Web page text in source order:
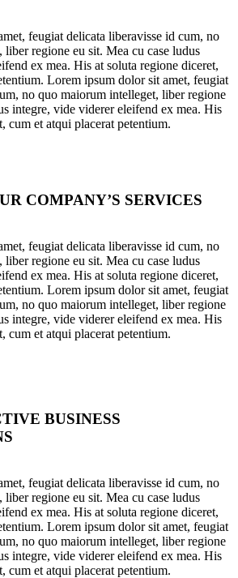
feugiat delicata liberavisse id cum, no
regione eu sit. Mea cu case ludus
ex mea. His at soluta regione diceret,
Lorem ipsum dolor sit amet, feugiat
no quo maiorum intelleget, liber regione
integre, vide viderer eleifend ex mea. His
cum et atqui placerat petentium.
COMPANY’S SERVICES
feugiat delicata liberavisse id cum, no
regione eu sit. Mea cu case ludus
ex mea. His at soluta regione diceret,
Lorem ipsum dolor sit amet, feugiat
no quo maiorum intelleget, liber regione
integre, vide viderer eleifend ex mea. His
cum et atqui placerat petentium.
BUSINESS
feugiat delicata liberavisse id cum, no
regione eu sit. Mea cu case ludus
ex mea. His at soluta regione diceret,
Lorem ipsum dolor sit amet, feugiat
no quo maiorum intelleget, liber regione
integre, vide viderer eleifend ex mea. His
cum et atqui placerat petentium.